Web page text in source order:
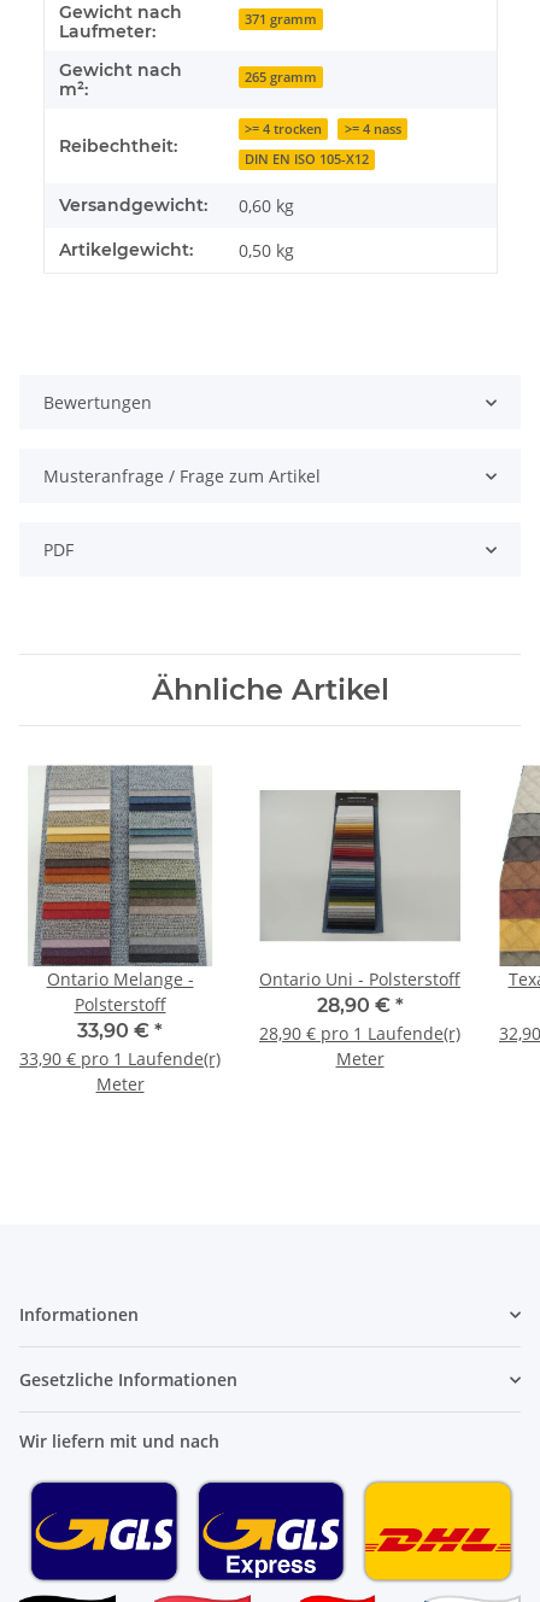
Gewicht nach
Laufmeter:
371 gramm
Gewicht nach
m²:
265 gramm
Reibechtheit:
>= 4 trocken
>= 4 nass
DIN EN ISO 105-X12
Versandgewicht: 0,60 kg
Artikelgewicht: 0,50 kg
Bewertungen
Musteranfrage / Frage zum Artikel
PDF
Ähnliche Artikel
Ontario Melange -
Polsterstoff
33,90 € *
33,90 € pro 1 Laufende(r)
Meter
Ontario Uni - Polsterstoff
28,90 € *
28,90 € pro 1 Laufende(r)
Meter
Informationen
Gesetzliche Informationen
Wir liefern mit und nach